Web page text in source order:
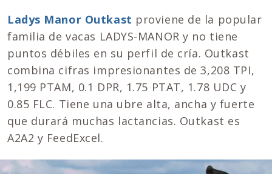
Ladys Manor Outkast proviene de la popular
familia de vacas LADYS-MANOR y no tiene
puntos débiles en su perfil de cría. Outkast
combina cifras impresionantes de 3,208 TPI,
1,199 PTAM, 0.1 DPR, 1.75 PTAT, 1.78 UDC y
0.85 FLC. Tiene una ubre alta, ancha y fuerte
que durará muchas lactancias. Outkast es
A2A2 y FeedExcel.